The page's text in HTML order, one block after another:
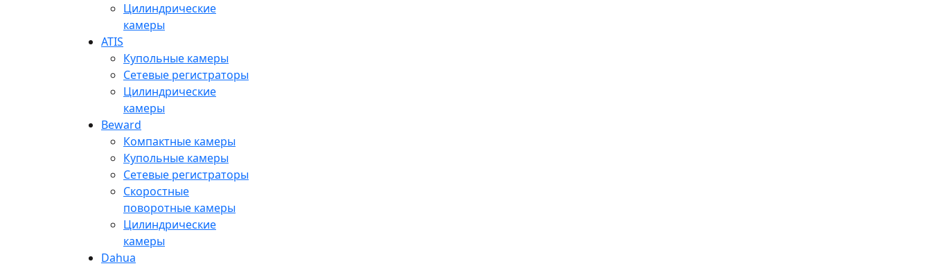
Цилиндрические
камеры
ATIS
Купольные камеры
Сетевые регистраторы
Цилиндрические
камеры
Beward
Компактные камеры
Купольные камеры
Сетевые регистраторы
Скоростные
поворотные камеры
Цилиндрические
камеры
Dahua